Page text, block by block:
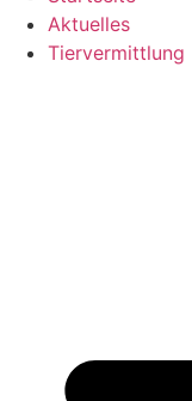
Aktuelles
Tiervermittlung